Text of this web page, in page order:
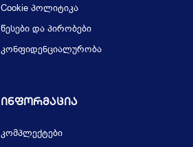
Cookie პოლიტიკა
წესები და პირობები
კონფიდენციალურობა
Ინფორმაცია
კომპლექტები